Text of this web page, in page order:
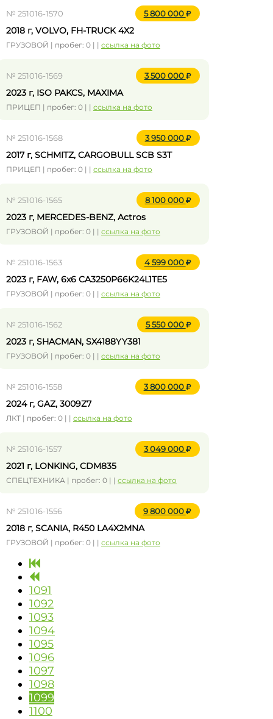
№ 251016-1570 5 800 000
2018 г, VOLVO, FH-TRUCK 4X2
ГРУЗОВОЙ | пробег: 0 | | ссылка на фото
№ 251016-1569 3 500 000
2023 г, ISO PAKCS, MAXIMA
ПРИЦЕП | пробег: 0 | | ссылка на фото
№ 251016-1568 3 950 000
2017 г, SCHMITZ, CARGOBULL SCB S3T
ПРИЦЕП | пробег: 0 | | ссылка на фото
№ 251016-1565 8 100 000
2023 г, MERCEDES-BENZ, Actros
ГРУЗОВОЙ | пробег: 0 | | ссылка на фото
№ 251016-1563 4 599 000
2023 г, FAW, 6x6 CA3250P66K24L1TE5
ГРУЗОВОЙ | пробег: 0 | | ссылка на фото
№ 251016-1562 5 550 000
2023 г, SHACMAN, SX4188YY381
ГРУЗОВОЙ | пробег: 0 | | ссылка на фото
№ 251016-1558 3 800 000
2024 г, GAZ, 3009Z7
ЛКТ | пробег: 0 | | ссылка на фото
№ 251016-1557 3 049 000
2021 г, LONKING, CDM835
СПЕЦТЕХНИКА | пробег: 0 | | ссылка на фото
№ 251016-1556 9 800 000
2018 г, SCANIA, R450 LA4X2MNA
ГРУЗОВОЙ | пробег: 0 | | ссылка на фото
1091
1092
1093
1094
1095
1096
1097
1098
1099
1100